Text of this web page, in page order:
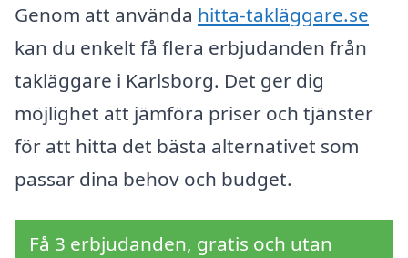
Genom att använda hitta-takläggare.se
kan du enkelt få flera erbjudanden från
takläggare i Karlsborg. Det ger dig
möjlighet att jämföra priser och tjänster
för att hitta det bästa alternativet som
passar dina behov och budget.
Få 3 erbjudanden, gratis och utan